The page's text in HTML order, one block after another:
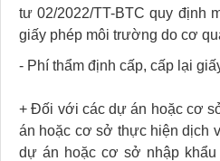
tư 02/2022/TT-BTC quy định
giấy phép môi trường do cơ
- Phí thẩm định cấp, cấp lại
+ Đối với các dự án hoặc cơ
án hoặc cơ sở thực hiện dịch
dự án hoặc cơ sở nhập